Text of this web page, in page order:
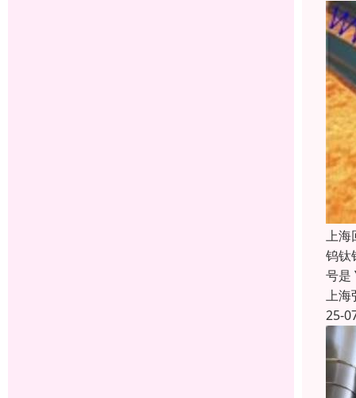
上海
钨钛
号是
上海
25-